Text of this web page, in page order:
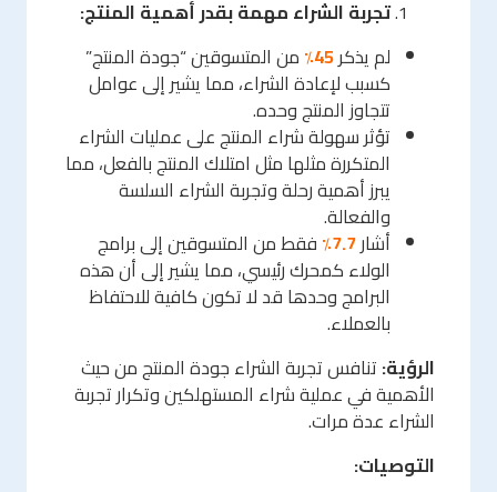
تجربة الشراء مهمة بقدر أهمية المنتج:
لم يذكر45٪ من المتسوقين “جودة المنتج”
كسبب لإعادة الشراء، مما يشير إلى عوامل
تتجاوز المنتج وحده.
تؤثر سهولة شراء المنتج على عمليات الشراء
المتكررة مثلها مثل امتلاك المنتج بالفعل، مما
يبرز أهمية رحلة وتجربة الشراء السلسة
والفعالة.
أشار7.7٪ فقط من المتسوقين إلى برامج
الولاء كمحرك رئيسي، مما يشير إلى أن هذه
البرامج وحدها قد لا تكون كافية للاحتفاظ
بالعملاء.
الرؤية: تنافس تجربة الشراء جودة المنتج من حيث
الأهمية في عملية شراء المستهلكين وتكرار تجربة
الشراء عدة مرات.
التوصيات: